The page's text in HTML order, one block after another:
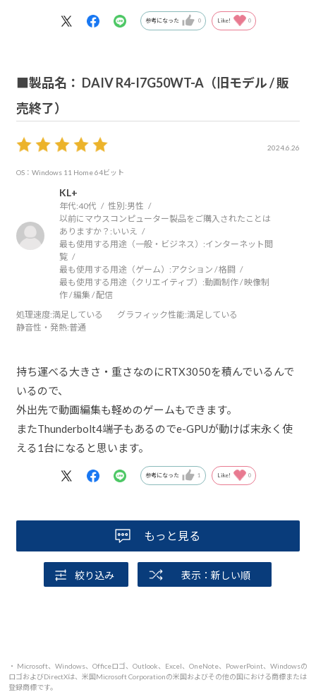
参考になった 0 Like! 0
■製品名： DAIV R4-I7G50WT-A（旧モデル / 販
売終了）
2024.6.26
OS：Windows 11 Home 64ビット
KL+
年代:40代 性別:男性
以前にマウスコンピューター製品をご購入されたことは
ありますか？: いいえ
最も使用する用途（一般・ビジネス）:インターネット閲
覧
最も使用する用途（ゲーム）:アクション / 格闘
最も使用する用途（クリエイティブ）:動画制作 / 映像制
作 / 編集 / 配信
処理速度:満足している グラフィック性能:満足している
静音性・発熱:普通
持ち運べる大きさ・重さなのにRTX3050を積んでいるんで
いるので、
外出先で動画編集も軽めのゲームもできます。
またThunderbolt4端子もあるのでe-GPUが動けば末永く使
える1台になると思います。
参考になった 1 Like! 0
もっと見る
絞り込み 表示：新しい順
・ Microsoft、Windows、Officeロゴ、Outlook、Excel、OneNote、PowerPoint、Windowsの
ロゴおよびDirectXは、米国Microsoft Corporationの米国およびその他の国における商標または
登録商標です。